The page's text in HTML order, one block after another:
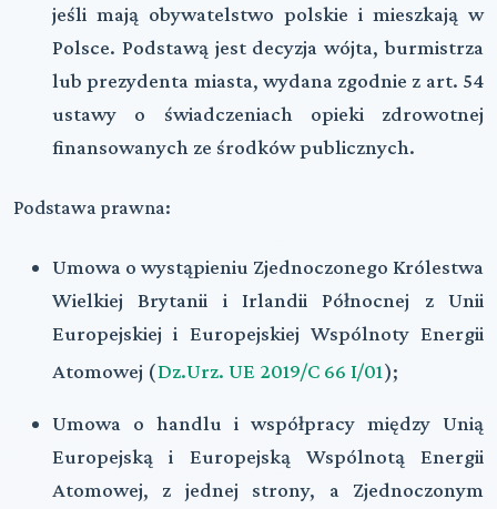
jeśli mają obywatelstwo polskie i mieszkają w
Polsce. Podstawą jest decyzja wójta, burmistrza
lub prezydenta miasta, wydana zgodnie z art. 54
ustawy o świadczeniach opieki zdrowotnej
finansowanych ze środków publicznych.
Podstawa prawna:
Umowa o wystąpieniu Zjednoczonego Królestwa
Wielkiej Brytanii i Irlandii Północnej z Unii
Europejskiej i Europejskiej Wspólnoty Energii
Atomowej (Dz.Urz. UE 2019/C 66 I/01);
Umowa o handlu i współpracy między Unią
Europejską i Europejską Wspólnotą Energii
Atomowej, z jednej strony, a Zjednoczonym